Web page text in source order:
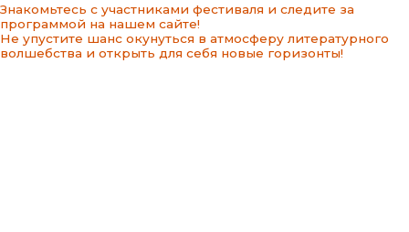
Знакомьтесь с участниками фестиваля и следите за
программой на нашем сайте!
Не упустите шанс окунуться в атмосферу литературного
волшебства и открыть для себя новые горизонты!